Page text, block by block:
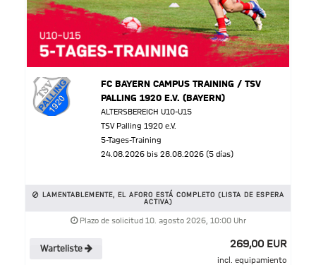
FC BAYERN CAMPUS TRAINING / TSV
PALLING 1920 E.V. (BAYERN)
ALTERSBEREICH U10-U15
TSV Palling 1920 e.V.
5-Tages-Training
24.08.2026 bis 28.08.2026 (5 días)
LAMENTABLEMENTE, EL AFORO ESTÁ COMPLETO (LISTA DE ESPERA
ACTIVA)
Plazo de solicitud 10. agosto 2026, 10:00 Uhr
Warteliste 269,00 EUR
incl. equipamiento